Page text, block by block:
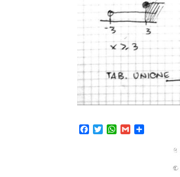
FacebookTwitterWhatsApp
Gmail